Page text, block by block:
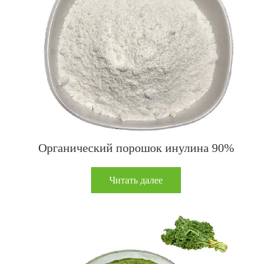
Органический порошок инулина 90%
Читать далее